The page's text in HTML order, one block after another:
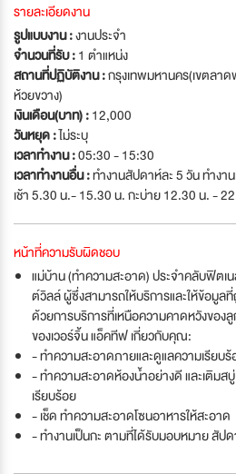
รายละเอียดงาน
รูปแบบงาน :งานประจำ
จำนวนที่รับ :1 ตำแหน่ง
สถานที่ปฏิบัติงาน :กรุงเทพมหานคร(เขตลาด
ห้วยขวาง)
เงินเดือน(บาท) :12,000
วันหยุด :ไม่ระบุ
เวลาทำงาน :05:30 - 15:30
เวลาทำงานอื่น :ทำงานสัปดาห์ละ 5 วัน ทำงา
เช้า 5.30 น.- 15.30 น. กะบ่าย 12.30 น. -
หน้าที่ความรับผิดชอบ
แม่บ้าน (ทำความสะอาด) ประจำคลับฟิตเ
ต์วิลล์ ผู้ซึ่งสามารถให้บริการและให้ข้อมูล
ด้วยการบริการที่เหนือความคาดหวังของ
ของเวอร์จิ้น แอ็คทีฟ เกี่ยวกับคุณ:
- ทำความสะอาดภายและดูแลความเรียบ
- ทำความสะอาดห้องน้ำอย่างดี และเติมส
เรียบร้อย
- เช็ด ทำความสะอาดโซนอาหารให้สะอาด
- ทำงานเป็นกะ ตามที่ได้รับมอบหมาย สัปด